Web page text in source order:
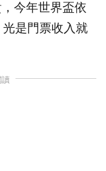
今年世界盃依
是門票收入就
讀